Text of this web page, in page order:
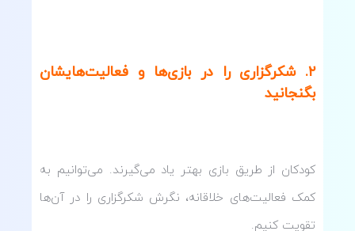
۲.شکرگزاری را در بازی‌ها و فعالیت‌هایشان
بگنجانید
کودکان از طریق بازی بهتر یاد می‌گیرند. می‌توانیم به
کمک فعالیت‌های خلاقانه، نگرش شکرگزاری را در آن‌ها
تقویت کنیم.